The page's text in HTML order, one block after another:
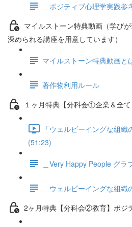
＿ポジティブ心理学実践参
マイルストーン特典動画（学び
深められる講座を用意しています）
マイルストーン特典動画と
著作物利用ルール
１ヶ月特典【分科会①企業＆全
「ウェルビーイングな組
(51:23)
＿Very Happy People グラ
＿ウェルビーイングな組
2ヶ月特典【分科会②教育】ポジ